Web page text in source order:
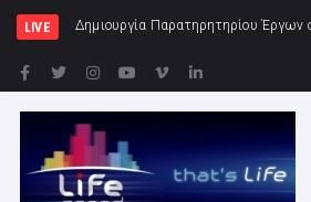
LIVE Δημιουργία Παρατηρητηρίου Έργων